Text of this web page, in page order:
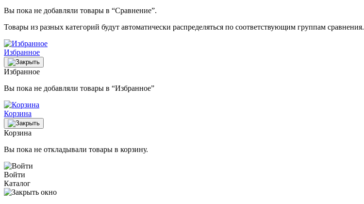
Вы пока не добавляли товары в “Сравнение”.
Товары из разных категорий будут автоматически распределяться по соответствующим группам сравнения.
Избранное
Избранное
Вы пока не добавляли товары в “Избранное”
Корзина
Корзина
Вы пока не откладывали товары в корзину.
Войти
Каталог